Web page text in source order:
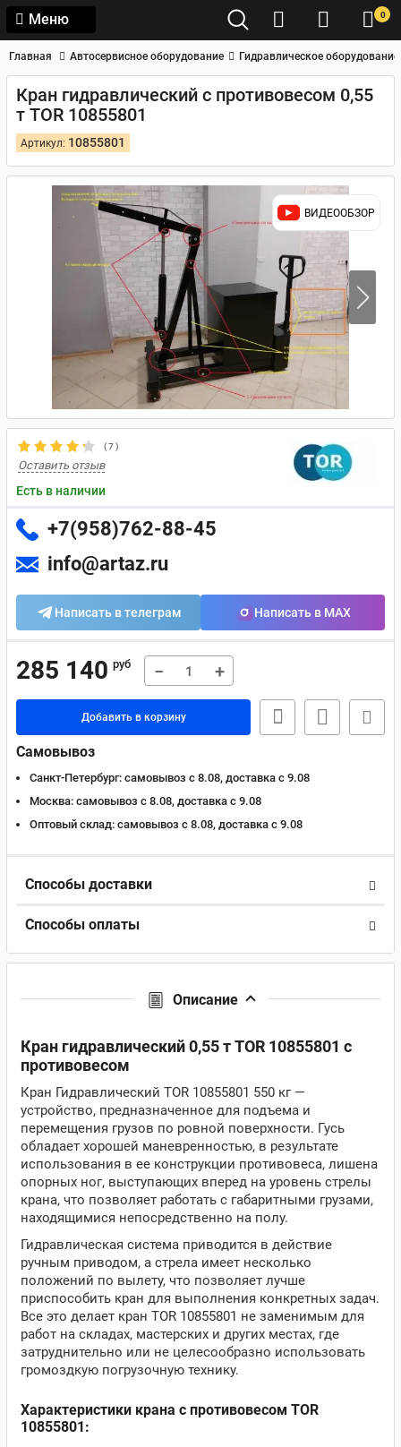
Меню 0
Главная Автосервисное оборудование Гидравлическое оборудование
Кран гидравлический с противовесом 0,55
т TOR 10855801
Артикул: 10855801
ВИДЕООБЗОР
(7)
Оставить отзыв
Есть в наличии
+7(958)762-88-45
info@artaz.ru
Написать в телеграм Написать в MAX
285 140 руб − +
Добавить в корзину
Самовывоз
Санкт-Петербург: самовывоз с 8.08, доставка c 9.08
Москва: самовывоз с 8.08, доставка c 9.08
Оптовый склад: самовывоз с 8.08, доставка c 9.08
Способы доставки
Способы оплаты
Описание
Кран гидравлический 0,55 т TOR 10855801 с
противовесом
Кран Гидравлический TOR 10855801 550 кг —
устройство, предназначенное для подъема и
перемещения грузов по ровной поверхности. Гусь
обладает хорошей маневренностью, в результате
использования в ее конструкции противовеса, лишена
опорных ног, выступающих вперед на уровень стрелы
крана, что позволяет работать с габаритными грузами,
находящимися непосредственно на полу.
Гидравлическая система приводится в действие
ручным приводом, а стрела имеет несколько
положений по вылету, что позволяет лучше
приспособить кран для выполнения конкретных задач.
Все это делает кран TOR 10855801 не заменимым для
работ на складах, мастерских и других местах, где
затруднительно или не целесообразно использовать
громоздкую погрузочную технику.
Характеристики крана с противовесом TOR
10855801: